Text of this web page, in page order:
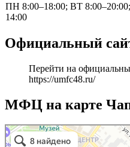
ПН 8:00–18:00; ВТ
14:00
Официальный
Перейти на
https://umfc48.ru/
МФЦ на карте